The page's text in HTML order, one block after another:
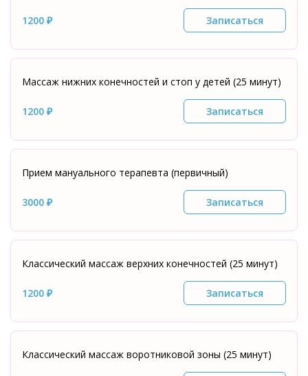
1200 ₽ Записаться
Массаж нижних конечностей и стоп у детей (25 минут)
1200 ₽ Записаться
Прием мануального терапевта (первичный)
3000 ₽ Записаться
Классический массаж верхних конечностей (25 минут)
1200 ₽ Записаться
Классический массаж воротниковой зоны (25 минут)